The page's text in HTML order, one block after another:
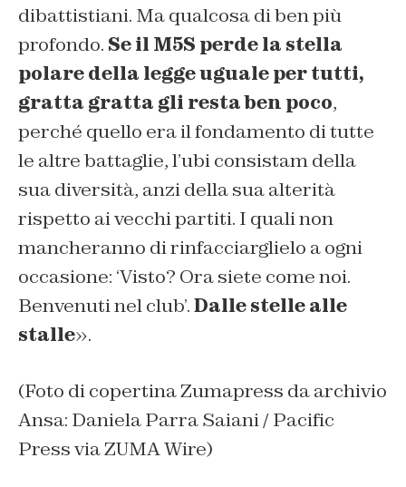
dibattistiani. Ma qualcosa di ben più
profondo. Se il M5S perde la stella
polare della legge uguale per tutti,
gratta gratta gli resta ben poco,
perché quello era il fondamento di tutte
le altre battaglie, l’ubi consistam della
sua diversità, anzi della sua alterità
rispetto ai vecchi partiti. I quali non
mancheranno di rinfacciarglielo a ogni
occasione: ‘Visto? Ora siete come noi.
Benvenuti nel club’.Dalle stelle alle
stalle».
(Foto di copertina Zumapress da archivio
Ansa: Daniela Parra Saiani / Pacific
Press via ZUMA Wire)